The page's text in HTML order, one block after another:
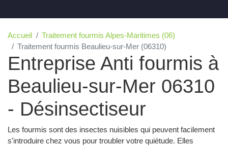
Accueil
Traitement fourmis Alpes-Maritimes (06)
Traitement fourmis Beaulieu-sur-Mer (06310)
Entreprise Anti fourmis à
Beaulieu-sur-Mer 06310
- Désinsectiseur
Les fourmis sont des insectes nuisibles qui peuvent facilement
s'introduire chez vous pour troubler votre quiétude. Elles